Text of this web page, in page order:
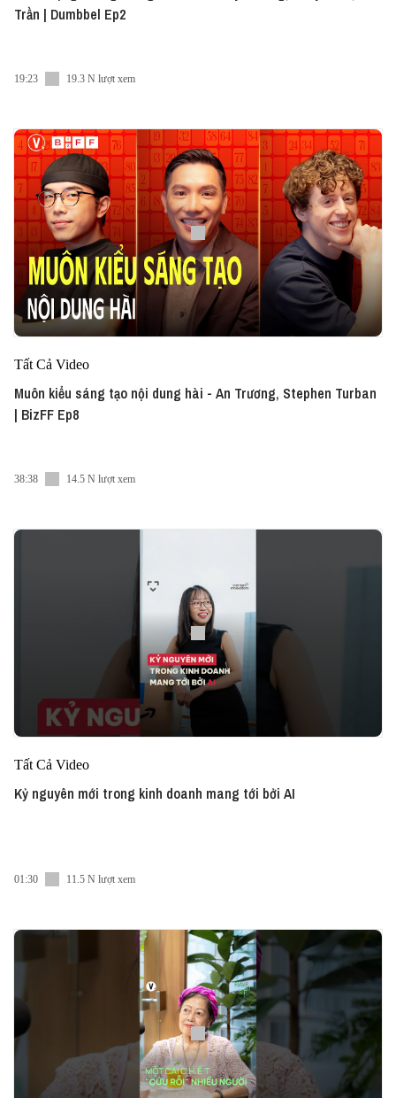
Trần | Dumbbel Ep2
19:23 19.3 N lượt xem
Tất Cả Video
Muôn kiểu sáng tạo nội dung hài - An Trương, Stephen Turban
| BizFF Ep8
38:38 14.5 N lượt xem
Tất Cả Video
Kỷ nguyên mới trong kinh doanh mang tới bởi AI
01:30 11.5 N lượt xem